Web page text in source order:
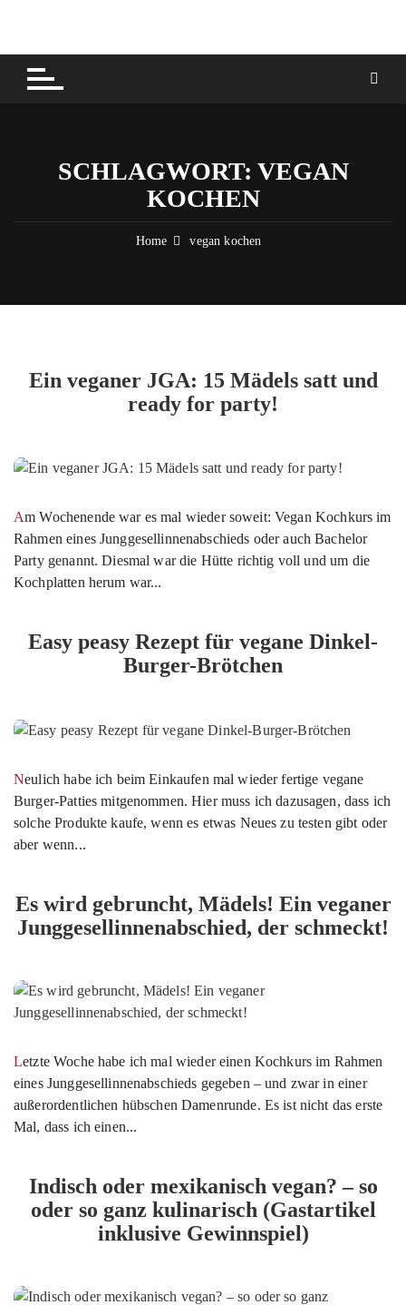
content
SCHLAGWORT: VEGAN
KOCHEN
Home vegan kochen
Ein veganer JGA: 15 Mädels satt und
ready for party!
Am Wochenende war es mal wieder soweit: Vegan Kochkurs im
Rahmen eines Junggesellinnenabschieds oder auch Bachelor
Party genannt. Diesmal war die Hütte richtig voll und um die
Kochplatten herum war...
Easy peasy Rezept für vegane Dinkel-
Burger-Brötchen
Neulich habe ich beim Einkaufen mal wieder fertige vegane
Burger-Patties mitgenommen. Hier muss ich dazusagen, dass ich
solche Produkte kaufe, wenn es etwas Neues zu testen gibt oder
aber wenn...
Es wird gebruncht, Mädels! Ein veganer
Junggesellinnenabschied, der schmeckt!
Letzte Woche habe ich mal wieder einen Kochkurs im Rahmen
eines Junggesellinnenabschieds gegeben – und zwar in einer
außerordentlichen hübschen Damenrunde. Es ist nicht das erste
Mal, dass ich einen...
Indisch oder mexikanisch vegan? – so
oder so ganz kulinarisch (Gastartikel
inklusive Gewinnspiel)